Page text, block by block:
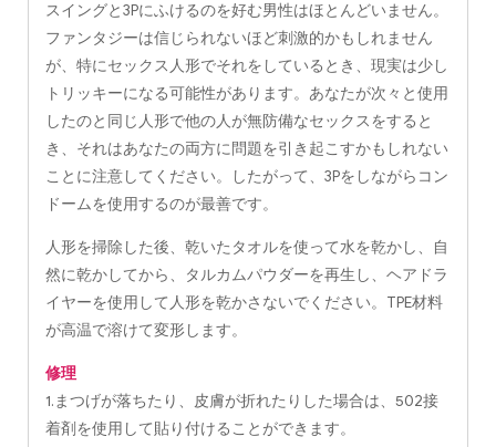
スイングと3Pにふけるのを好む男性はほとんどいません。
ファンタジーは信じられないほど刺激的かもしれません
が、特にセックス人形でそれをしているとき、現実は少し
トリッキーになる可能性があります。あなたが次々と使用
したのと同じ人形で他の人が無防備なセックスをすると
き、それはあなたの両方に問題を引き起こすかもしれない
ことに注意してください。したがって、3Pをしながらコン
ドームを使用するのが最善です。
人形を掃除した後、乾いたタオルを使って水を乾かし、自
然に乾かしてから、タルカムパウダーを再生し、ヘアドラ
イヤーを使用して人形を乾かさないでください。TPE材料
が高温で溶けて変形します。
修理
1.まつげが落ちたり、皮膚が折れたりした場合は、502接
着剤を使用して貼り付けることができます。